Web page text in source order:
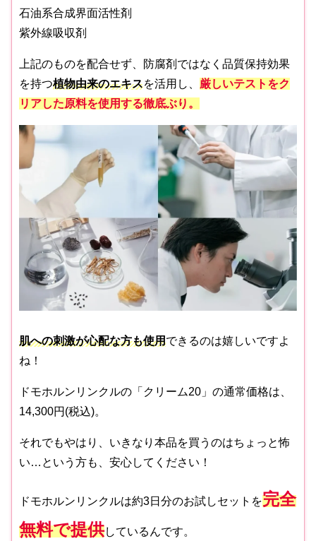
石油系合成界面活性剤
紫外線吸収剤
上記のものを配合せず、防腐剤ではなく品質保持効果
を持つ植物由来のエキスを活用し、 厳しいテストをク
リアした原料を使用する徹底ぶり。
肌への刺激が心配な方も使用できるのは嬉しいですよ
ね！
ドモホルンリンクルの「クリーム20」の通常価格は、
14,300円(税込)。
それでもやはり、いきなり本品を買うのはちょっと怖
い…という方も、安心してください！
ドモホルンリンクルは約3日分のお試しセットを完全
無料で提供しているんです。